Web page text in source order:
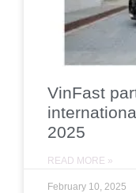
VinFast
2025
READ MORE »
February 10, 2025